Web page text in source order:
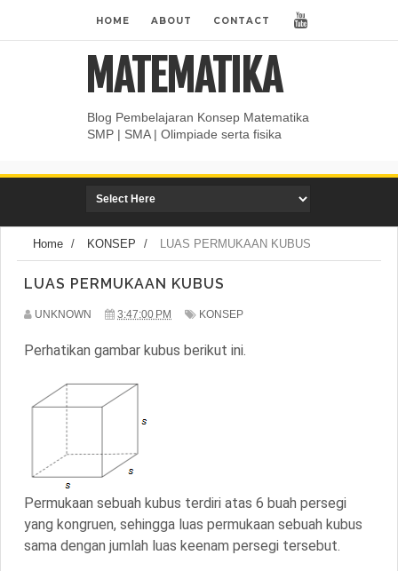
HOME ABOUT CONTACT
MATEMATIKA
Blog Pembelajaran Konsep Matematika
SMP | SMA | Olimpiade serta fisika
Home / KONSEP / LUAS PERMUKAAN KUBUS
LUAS PERMUKAAN KUBUS
UNKNOWN 3:47:00 PM KONSEP
Perhatikan gambar kubus berikut ini.
Permukaan sebuah kubus terdiri atas 6 buah persegi
yang kongruen, sehingga luas permukaan sebuah kubus
sama dengan jumlah luas keenam persegi tersebut.